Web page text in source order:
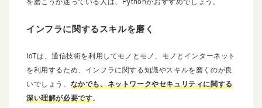
インフラに関するスキルを磨く
IoTは、通信技術を利用してモノとモノ、モノとインターネット
を利用するため、インフラに関する知識やスキルを磨くのが良
いでしょう。 なかでも、ネットワークやセキュリティに関する
深い理解が必要です。